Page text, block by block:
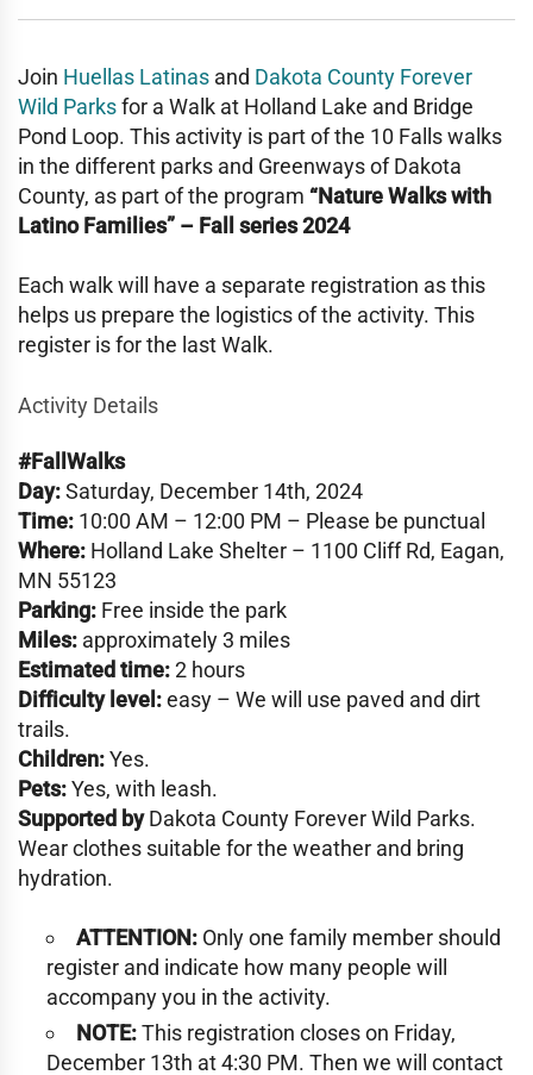
Join Huellas Latinas and Dakota County Forever
Wild Parksfor a Walk at Holland Lake and Bridge
Pond Loop. This activity is part of the 10 Falls walks
in the different parks and Greenways of Dakota
County, as part of the program “Nature Walks with
Latino Families” – Fall series 2024
Each walk will have a separate registration as this
helps us prepare the logistics of the activity. This
register is for the last Walk.
Activity Details
#FallWalks
Day:Saturday, December 14th, 2024
Time: 10:00 AM – 12:00 PM – Please be punctual
Where: Holland Lake Shelter – 1100 Cliff Rd, Eagan,
MN 55123
Parking: Free inside the park
Miles: approximately 3 miles
Estimated time:2 hours
Difficulty level:easy – We will use paved and dirt
trails.
Children:Yes.
Pets:Yes, with leash.
Supported byDakota County Forever Wild Parks.
Wear clothes suitable for the weather and bring
hydration.
ATTENTION: Only one family member should
register and indicate how many people will
accompany you in the activity.
NOTE:This registration closes on Friday,
December 13th at 4:30 PM. Then we will contact